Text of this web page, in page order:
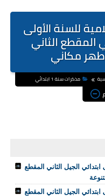
للسنة الأولى
المقطع الثاني
مكاني
مذكرات سنة 1 ابتدائي
ابتدائي الجيل الثاني المقطع
ابتدائي الجيل الثاني المقطع